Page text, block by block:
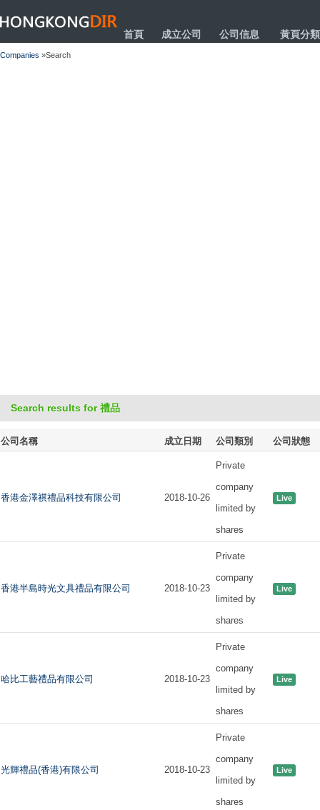
HONGKONGDIR
首頁 成立公司 公司信息 黃頁分類
Companies »Search
Search results for 禮品
公司名稱 成立日期 公司類別 公司狀態
香港金澤祺禮品科技有限公司 2018-10-26
Private
company
limited by
shares
Live
香港半島時光文具禮品有限公司 2018-10-23
Private
company
limited by
shares
Live
哈比工藝禮品有限公司 2018-10-23
Private
company
limited by
shares
Live
光輝禮品(香港)有限公司 2018-10-23
Private
company
limited by
shares
Live